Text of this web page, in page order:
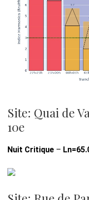
Site: Quai de
10e
Nuit Critique –